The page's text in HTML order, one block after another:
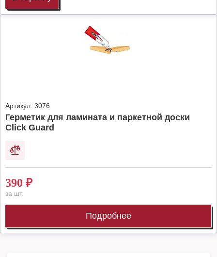
Артикул: 3076
Герметик для ламината и паркетной доски
Click Guard
390 ₽
за шт.
Подробнее